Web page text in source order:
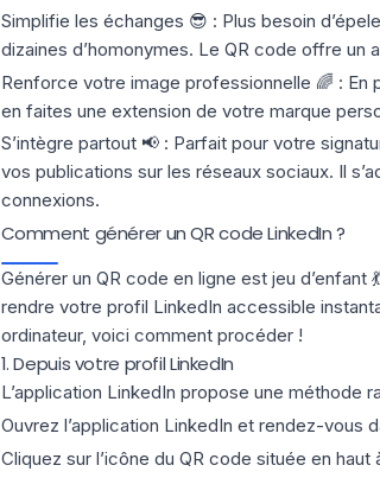
Simplifie les échanges 😎 : Plus besoin
dizaines d’homonymes. Le QR code offre un
Renforce votre image professionnelle 🌈 : En
en faites une extension de votre marque
S’intègre partout📢 : Parfait pour votre
vos publications sur les réseaux sociaux. Il
connexions.
Comment générer un QR code LinkedIn ?
Générer un QR code en ligne est jeu d’enfant
rendre votre profil LinkedIn accessible
ordinateur, voici comment procéder !
1. Depuis votre profil LinkedIn
L’application LinkedIn propose une méthode
Ouvrez l’application LinkedIn et rendez-vous
Cliquez sur l’icône du QR code située en haut